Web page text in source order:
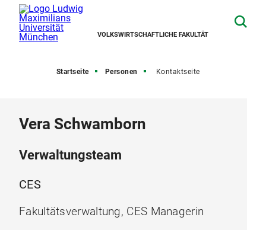
VOLKSWIRTSCHAFTLICHE FAKULTÄT
Startseite Personen Kontaktseite
Vera Schwamborn
Verwaltungsteam
CES
Fakultätsverwaltung, CES Managerin